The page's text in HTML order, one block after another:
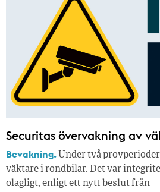
Securitas övervakning av
Bevakning. Under två
väktare i rondbilar. Det var
olagligt, enligt ett nytt beslut från